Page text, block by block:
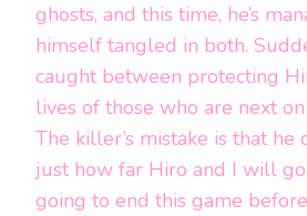
ghosts, and this time, he’s
himself tangled in both.
caught between protecting
lives of those who are next
The killer’s mistake is that he
just how far Hiro and I will
going to end this game